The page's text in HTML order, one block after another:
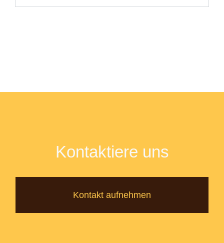
Kontaktiere uns
Kontakt aufnehmen